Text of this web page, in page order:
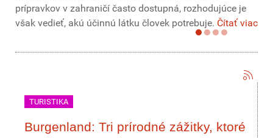
prípravkov v zahraničí často dostupná, rozhodujúce je
však vedieť, akú účinnú látku človek potrebuje. Čítať viac
TURISTIKA
Burgenland: Tri prírodné zážitky, ktoré